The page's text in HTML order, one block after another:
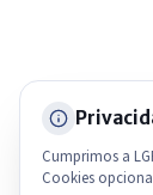
Cumprimos a
Cookies